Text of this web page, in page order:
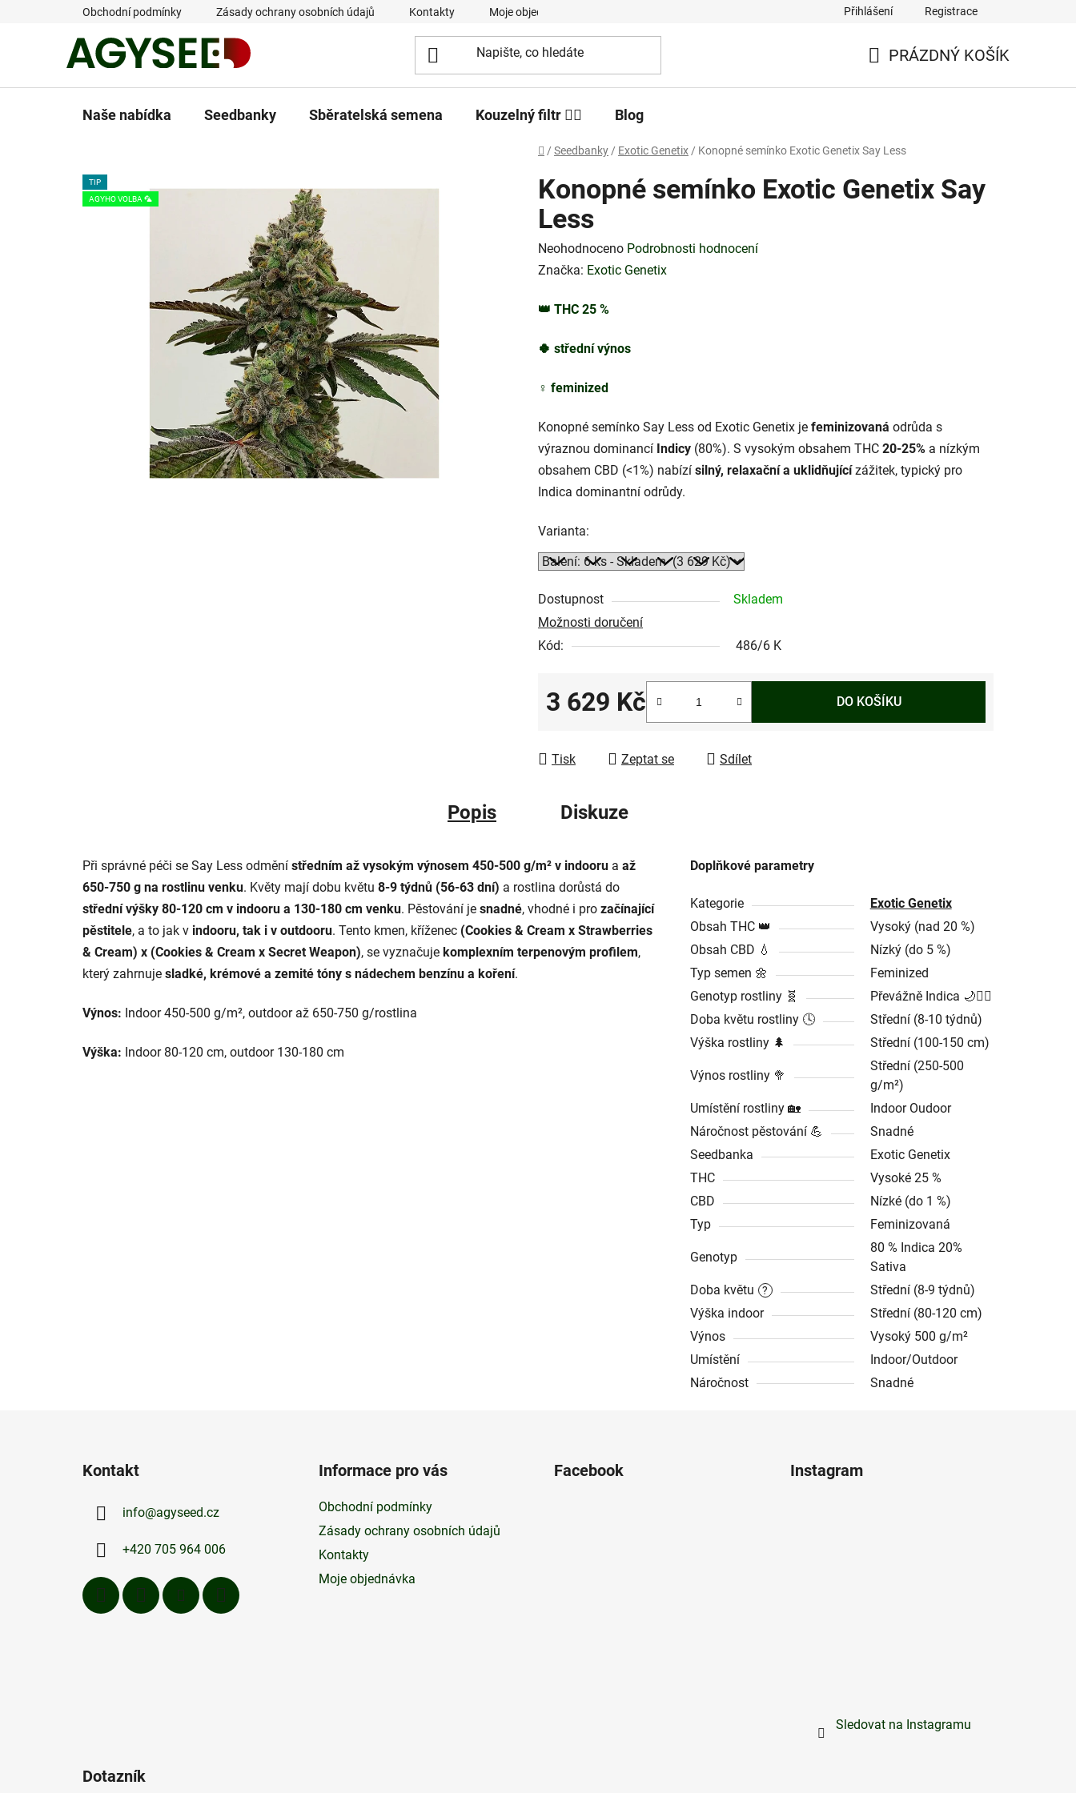
Obchodní podmínky Zásady ochrany osobních údajů Kontakty Moje objednávka Přihlášení Registrace
PRÁZDNÝ KOŠÍK
Naše nabídka Seedbanky Sběratelská semena Kouzelný filtr 🧙‍♂️ Blog
Domů
/ Seedbanky / Exotic Genetix / Konopné semínko Exotic Genetix Say Less
Konopné semínko Exotic Genetix Say
Less
Průměrné
hodnocení
je
z
Neohodnoceno Podrobnosti hodnocení
Značka: Exotic Genetix
👑 THC 25 %
🍀 střední výnos
♀️ feminized
Konopné semínko Say Less od Exotic Genetix je feminizovaná odrůda s
výraznou dominancí Indicy (80%). S vysokým obsahem THC 20-25% a nízkým
obsahem CBD (<1%) nabízí silný, relaxační a uklidňujícízážitek, typický pro
Indica dominantní odrůdy.
Varianta:
Dostupnost
Skladem
Možnosti doručení
Kód:
486/6 K
3 629 Kč DO KOŠÍKU
Tisk Zeptat se Sdílet
TIP
AGYHO VOLBA 🦜
Popis Diskuze
Při správné péči se Say Less odmění středním až vysokým výnosem 450-500 g/m² v indooru a až
650-750 g na rostlinu venku. Květy mají dobu květu 8-9 týdnů (56-63 dní) a rostlina dorůstá do
střední výšky 80-120 cm v indooru a 130-180 cm venku. Pěstování je snadné, vhodné i pro začínající
pěstitele, a to jak v indooru, tak i v outdooru. Tento kmen, kříženec (Cookies & Cream x Strawberries
& Cream) x (Cookies & Cream x Secret Weapon), se vyznačuje komplexním terpenovým profilem,
který zahrnuje sladké, krémové a zemité tóny s nádechem benzínu a koření.
Výnos: Indoor 450-500 g/m², outdoor až 650-750 g/rostlina
Výška: Indoor 80-120 cm, outdoor 130-180 cm
Doplňkové parametry
Kategorie
Exotic Genetix
Obsah THC 👑
Vysoký (nad 20 %)
Obsah CBD 💧
Nízký (do 5 %)
Typ semen 🌼
Feminized
Genotyp rostliny 🧬
Převážně Indica 🌙🧘‍♂️
Doba květu rostliny 🕓
Střední (8-10 týdnů)
Výška rostliny 🌲
Střední (100-150 cm)
Výnos rostliny 🥦
Střední (250-500
g/m²)
Umístění rostliny 🏡
Indoor Oudoor
Náročnost pěstování 💪
Snadné
Seedbanka
Exotic Genetix
THC
Vysoké 25 %
CBD
Nízké (do 1 %)
Typ
Feminizovaná
Genotyp
80 % Indica 20%
Sativa
?
Doba květu
Střední (8-9 týdnů)
Výška indoor
Střední (80-120 cm)
Výnos
Vysoký 500 g/m²
Umístění
Indoor/Outdoor
Náročnost
Snadné
Kontakt
info@agyseed.cz
+420 705 964 006
Informace pro vás
Obchodní podmínky
Zásady ochrany osobních údajů
Kontakty
Moje objednávka
Facebook Instagram
Sledovat na Instagramu
Dotazník